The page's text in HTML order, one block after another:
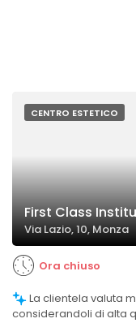
CENTRO ESTETICO
First Class
Via Lazio, 10, Monza
Ora chiuso
considerandoli di alta